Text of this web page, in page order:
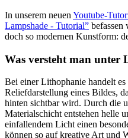
In unserem neuen Youtube-
Lampshade - Tutorial” befassen
doch so modernen Kunstform:
Was versteht man unter
Bei einer Lithophanie handelt
Reliefdarstellung eines Bildes,
hinten sichtbar wird. Durch die
Materialschicht entstehen helle
einfallendem Licht einen
können so auf kreative Art und